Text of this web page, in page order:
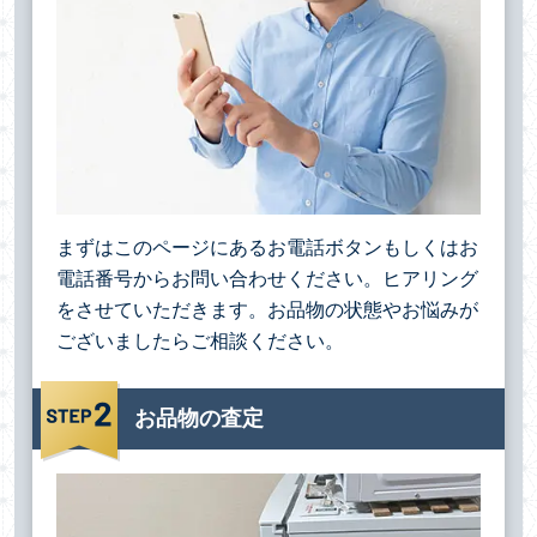
まずはこのページにあるお電話ボタンもしくはお
電話番号からお問い合わせください。ヒアリング
をさせていただきます。お品物の状態やお悩みが
ございましたらご相談ください。
お品物の査定